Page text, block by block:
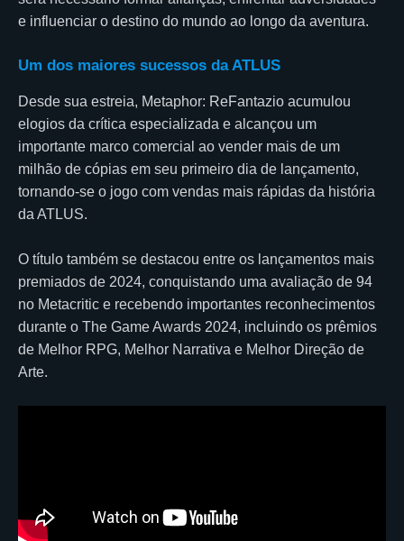
e influenciar o destino do mundo ao longo da aventura.
Um dos maiores sucessos da ATLUS
Desde sua estreia, Metaphor: ReFantazio acumulou
elogios da crítica especializada e alcançou um
importante marco comercial ao vender mais de um
milhão de cópias em seu primeiro dia de lançamento,
tornando-se o jogo com vendas mais rápidas da história
da ATLUS.
O título também se destacou entre os lançamentos mais
premiados de 2024, conquistando uma avaliação de 94
no Metacritic e recebendo importantes reconhecimentos
durante o The Game Awards 2024, incluindo os prêmios
de Melhor RPG, Melhor Narrativa e Melhor Direção de
Arte.